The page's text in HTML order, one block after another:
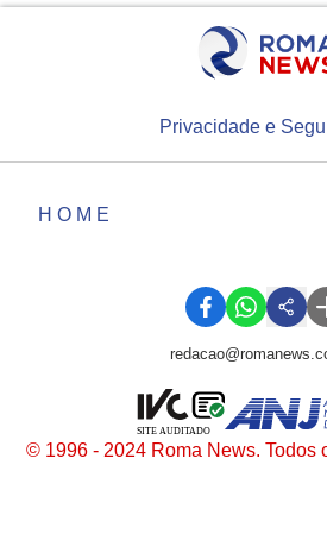
Privacidade e
HOME
© 1996 - 2024 Roma News. Todos
SITE AUDITADO